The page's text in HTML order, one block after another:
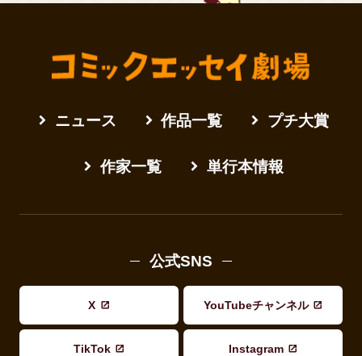
ニュース 作品一覧 プチ大賞
作家一覧 単行本情報
公式SNS
X YouTubeチャンネル
TikTok Instagram